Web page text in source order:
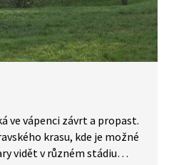
ve vápenci závrt a propast.
krasu, kde je možné
vidět v různém stádiu